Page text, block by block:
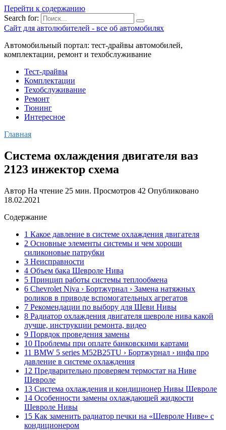
Перейти к содержанию
Search for:
Сайт для автолюбителей - все об автомобилях
Автомобильный портал: тест-драйвы автомобилей,
комплектации, ремонт и техобслуживание
Тест-драйвы
Комплектации
Техобслуживание
Ремонт
Тюнинг
Интересное
Главная
Система охлаждения двигателя ваз
2123 инжектор схема
Автор На чтение 25 мин. Просмотров 42 Опубликовано
18.02.2021
Содержание
1 Какое давление в системе охлаждения двигателя
2 Основные элементы системы и чем хороши
силиконовые патрубки
3 Неисправности
4 Объем бака Шевроле Нива
5 Принцип работы системы теплообмена
6 Chevrolet Niva › Бортжурнал › Замена натяжных
роликов в приводе вспомогательных агрегатов
7 Рекомендации по выбору для Шеви Нивы
8 Радиатор охлаждения двигателя шевроле нива какой
лучше, инструкции ремонта, видео
9 Порядок проведения замены
10 Проблемы при оплате банковскими картами
11 BMW 5 series M52B25TU › Бортжурнал › инфа про
давление в системе охлаждения
12 Предварительно проверяем термостат на Ниве
Шевроле
13 Система охлаждения и кондиционер Нивы Шевроле
14 Особенности замены охлаждающей жидкости
Шевроле Нивы
15 Как заменить радиатор печки на «Шевроле Ниве» с
кондиционером